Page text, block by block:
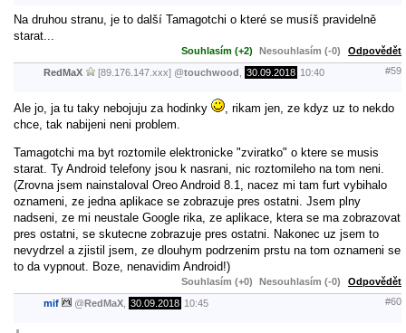
Na druhou stranu, je to další Tamagotchi o které se musíš pravidelně
starat...
Souhlasím (+2) Nesouhlasím (-0) Odpovědět
RedMaX [89.176.147.xxx] @touchwood 30.09.2018 10:40 #59
Ale jo, ja tu taky nebojuju za hodinky
, rikam jen, ze kdyz uz to nekdo
chce, tak nabijeni neni problem.
Tamagotchi ma byt roztomile elektronicke "zviratko" o ktere se musis
starat. Ty Android telefony jsou k nasrani, nic roztomileho na tom neni.
(Zrovna jsem nainstaloval Oreo Android 8.1, nacez mi tam furt vybihalo
oznameni, ze jedna aplikace se zobrazuje pres ostatni. Jsem plny
nadseni, ze mi neustale Google rika, ze aplikace, ktera se ma zobrazovat
pres ostatni, se skutecne zobrazuje pres ostatni. Nakonec uz jsem to
nevydrzel a zjistil jsem, ze dlouhym podrzenim prstu na tom oznameni se
to da vypnout. Boze, nenavidim Android!)
Souhlasím (+0) Nesouhlasím (-0) Odpovědět
mif @RedMaX 30.09.2018 10:45 #60